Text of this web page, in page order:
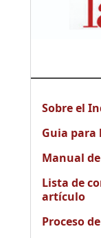
Sobre el
Guia para
Manual
Lista de
artículo
Proceso